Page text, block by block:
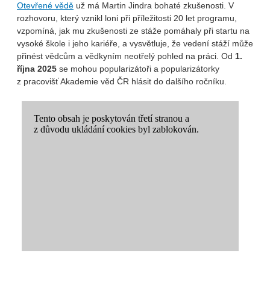
Otevřené vědě už má Martin Jindra bohaté zkušenosti. V
rozhovoru, který vznikl loni při příležitosti 20 let programu,
vzpomíná, jak mu zkušenosti ze stáže pomáhaly při startu na
vysoké škole i jeho kariéře, a vysvětluje, že vedení stáží může
přinést vědcům a vědkyním neotřelý pohled na práci. Od 1.
října 2025 se mohou popularizátoři a popularizátorky
z pracovišť Akademie věd ČR hlásit do dalšího ročníku.